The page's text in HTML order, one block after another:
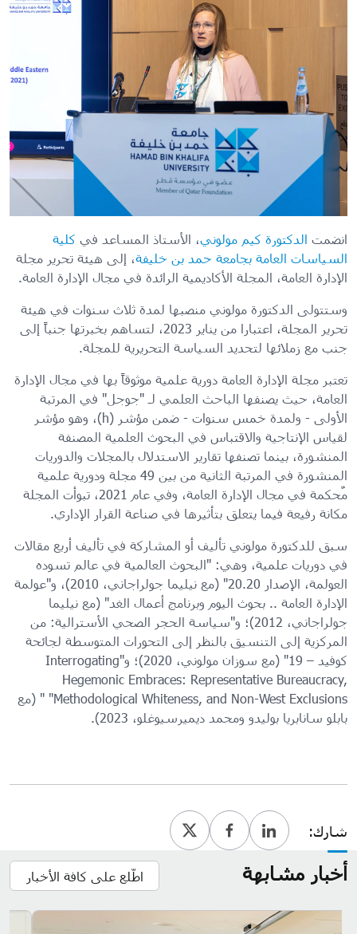
انضمت الدكتورة كيم مولوني، الأستاذ المساعد في كلية
السياسات العامة بجامعة حمد بن خليفة، إلى هيئة تحرير مجلة
الإدارة العامة، المجلة الأكاديمية الرائدة في مجال الإدارة العامة.
وستتولى الدكتورة مولوني منصبها لمدة ثلاث سنوات في هيئة
تحرير المجلة، اعتبارا من يناير 2023، لتساهم بخبرتها جنباً إلى
جنب مع زملائها لتحديد السياسة التحريرية للمجلة.
تعتبر مجلة الإدارة العامة دورية علمية موثوقاً بها في مجال الإدارة
العامة، حيث يصنفها الباحث العلمي لـ "جوجل" في المرتبة
الأولى - ولمدة خمس سنوات - ضمن مؤشر (h)، وهو مؤشر
لقياس الإنتاجية والاقتباس في البحوث العلمية المصنفة
المنشورة، بينما تصنفها تقارير الاستدلال بالمجلات والدوريات
المنشورة في المرتبة الثانية من بين 49 مجلة ودورية علمية
مٌحكمة في مجال الإدارة العامة، وفي عام 2021، تبوأت المجلة
مكانة رفيعة فيما يتعلق بتأثيرها في صناعة القرار الإداري.
سبق للدكتورة مولوني تأليف أو المشاركة في تأليف أربع مقالات
في دوريات علمية، وهي: "البحوث العالمية في عالم تسوده
العولمة، الإصدار 20.20" (مع نيليما جولراجاني، 2010)، و"عولمة
الإدارة العامة .. بحوث اليوم وبرنامج أعمال الغد" (مع نيليما
جولراجاني، 2012)؛ و"سياسة الحجر الصحي الأسترالية: من
المركزية إلى التنسيق بالنظر إلى التحورات المتوسطة لجائحة
كوفيد – 19" (مع سوزان مولوني، 2020)؛ و"Interrogating
Hegemonic Embraces: Representative Bureaucracy,
Methodological Whiteness, and Non-West Exclusions" " (مع
بابلو سانابريا بوليدو ومحمد ديميرسيوغلو، 2023).
شارك:
أخبار مشابهة اطّلع على كافة الأخبار